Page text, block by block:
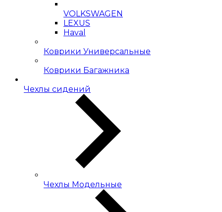
VOLKSWAGEN
LEXUS
Haval
Коврики Универсальные
Коврики Багажника
Чехлы сидений
Чехлы Модельные